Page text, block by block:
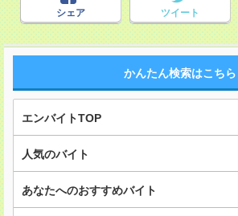
シェア ツイート
かんたん検索はこちら
エンバイトTOP
人気のバイト
あなたへのおすすめバイト